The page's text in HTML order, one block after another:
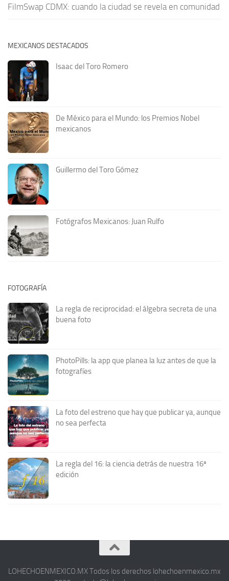
FilmSwap CDMX: cuando la ciudad se revela en comunidad
MEXICANOS DESTACADOS
Isaac del Toro Romero
De México para el Mundo: los Premios Nobel
mexicanos
Guillermo del Toro Gómez
Fotógrafos Mexicanos: Juan Rulfo
FOTOGRAFÍA
La regla de reciprocidad: el álgebra secreta de una
buena foto
PhotoPills: la app que planea la luz antes de que la
fotografíes
La foto del estreno que hay que publicar ya, aunque
no sea perfecta
La regla del 16: la ciencia detrás de nuestra 16ª
edición
LOHECHOENMEXICO.MX Todos los derechos lohechoenmexico.mx